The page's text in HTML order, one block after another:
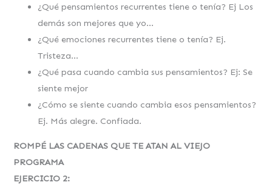
¿Qué pensamientos recurrentes tiene o tenía? Ej Los
demás son mejores que yo…
¿Qué emociones recurrentes tiene o tenía? Ej.
Tristeza…
¿Qué pasa cuando cambia sus pensamientos? Ej: Se
siente mejor
¿Cómo se siente cuando cambia esos pensamientos?
Ej. Más alegre. Confiada.
ROMPÉ LAS CADENAS QUE TE ATAN AL VIEJO
PROGRAMA
EJERCICIO 2: